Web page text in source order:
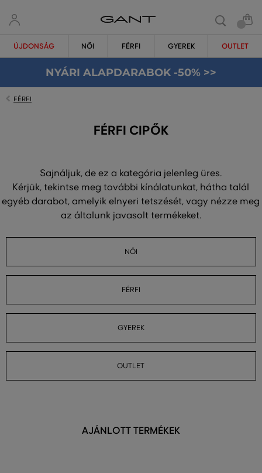
ÚJDONSÁG NŐI FÉRFI GYEREK OUTLET
NYÁRI ALAPDARABOK -50% >>
FÉRFI
FÉRFI CIPŐK
Sajnáljuk, de ez a kategória jelenleg üres.
Kérjük, tekintse meg további kínálatunkat, hátha talál
egyéb darabot, amelyik elnyeri tetszését, vagy nézze meg
az általunk javasolt termékeket.
NŐI
FÉRFI
GYEREK
OUTLET
AJÁNLOTT TERMÉKEK